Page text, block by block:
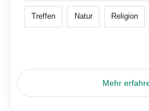
Treffen Natur Religion
Mehr